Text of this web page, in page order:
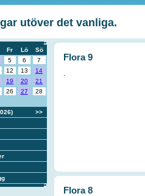
utöver det vanliga.
Fr Lö
Sö
5 6
7
12 13
14
19 20
21
26 27
28
>>
Flora 9
.
Flora 8